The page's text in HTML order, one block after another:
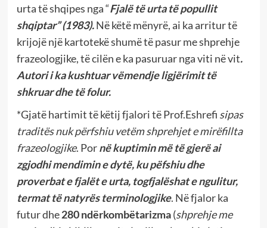
urta të shqipes nga “Fjalë të urta të popullit
shqiptar” (1983).Në këtë mënyrë, ai ka arritur të
krijojë një kartotekë shumë të pasur me shprehje
frazeologjike, të cilën e ka pasuruar nga viti në vit.
Autori i ka kushtuar vëmendje ligjërimit të
shkruar dhe të folur.
*Gjatë hartimit të këtij fjalori të Prof.Eshrefi sipas
traditës nuk përfshiu vetëm shprehjet e mirëfillta
frazeologjike. Pornë kuptimin më të gjerë ai
zgjodhi mendimin e dytë, ku pëfshiu dhe
proverbat e fjalët e urta, togfjalëshat e ngulitur,
termat të natyrës terminologjike. Në fjalor ka
futur dhe280 ndërkombëtarizma(shprehje me